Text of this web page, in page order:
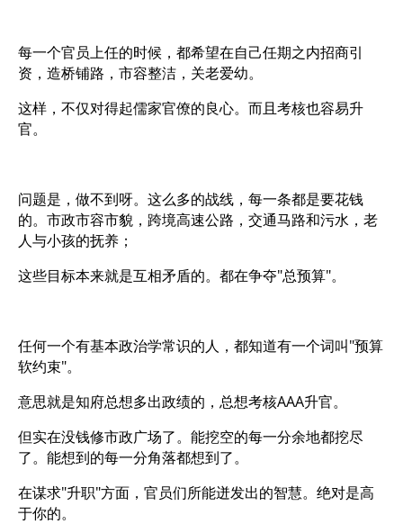
每一个官员上任的时候，都希望在自己任期之内招商引
资，造桥铺路，市容整洁，关老爱幼。
这样，不仅对得起儒家官僚的良心。而且考核也容易升
官。
问题是，做不到呀。这么多的战线，每一条都是要花钱
的。市政市容市貌，跨境高速公路，交通马路和污水，老
人与小孩的抚养；
这些目标本来就是互相矛盾的。都在争夺"总预算"。
任何一个有基本政治学常识的人，都知道有一个词叫"预算
软约束"。
意思就是知府总想多出政绩的，总想考核AAA升官。
但实在没钱修市政广场了。能挖空的每一分余地都挖尽
了。能想到的每一分角落都想到了。
在谋求"升职"方面，官员们所能迸发出的智慧。绝对是高
于你的。